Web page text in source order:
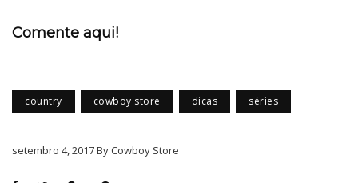
Comente aqui!
country cowboy store dicas séries
setembro 4, 2017 By Cowboy Store